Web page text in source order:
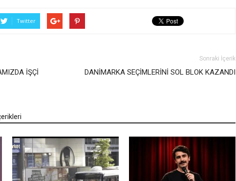
Twitter
İŞÇİ
Sonraki İçerik
DANİMARKA SEÇİMLERİNİ SOL BLOK KAZANDI